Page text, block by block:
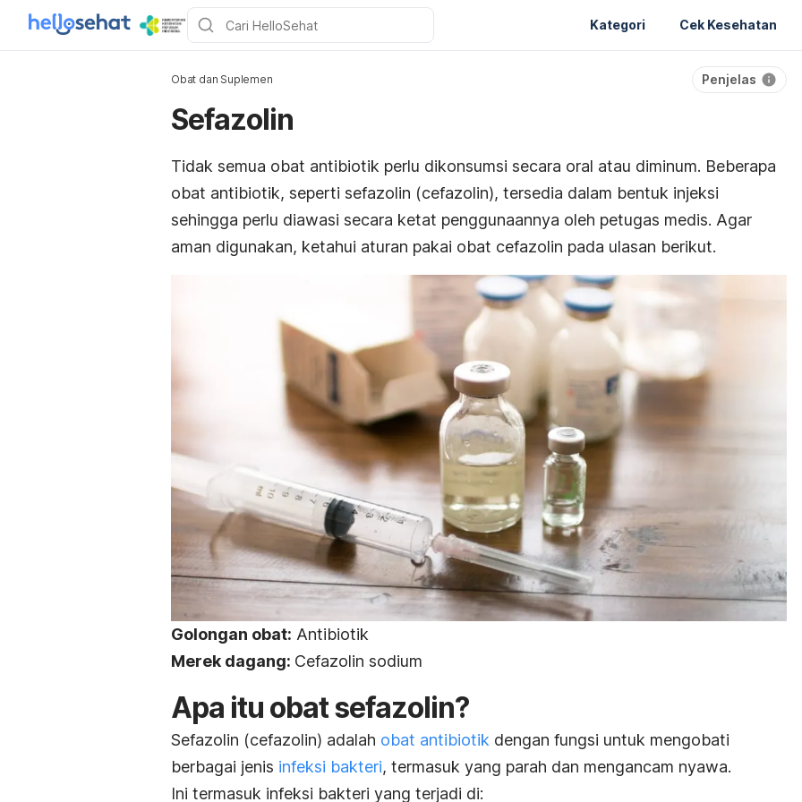
Kategori Cek Kesehatan
Obat dan Suplemen Penjelas
Sefazolin
Tidak semua obat antibiotik perlu dikonsumsi secara oral atau diminum. Beberapa
obat antibiotik, seperti sefazolin (cefazolin), tersedia dalam bentuk injeksi
sehingga perlu diawasi secara ketat penggunaannya oleh petugas medis. Agar
aman digunakan, ketahui aturan pakai obat cefazolin pada ulasan berikut.
Golongan obat: Antibiotik
Merek dagang: Cefazolin sodium
Apa itu obat sefazolin?
Sefazolin (cefazolin) adalah obat antibiotik dengan fungsi untuk mengobati
berbagai jenis infeksi bakteri, termasuk yang parah dan mengancam nyawa.
Ini termasuk infeksi bakteri yang terjadi di: